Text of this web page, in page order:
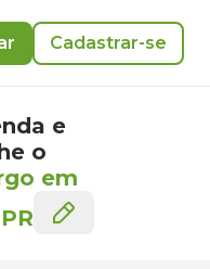
Cadastrar-se
e
o
em
PR